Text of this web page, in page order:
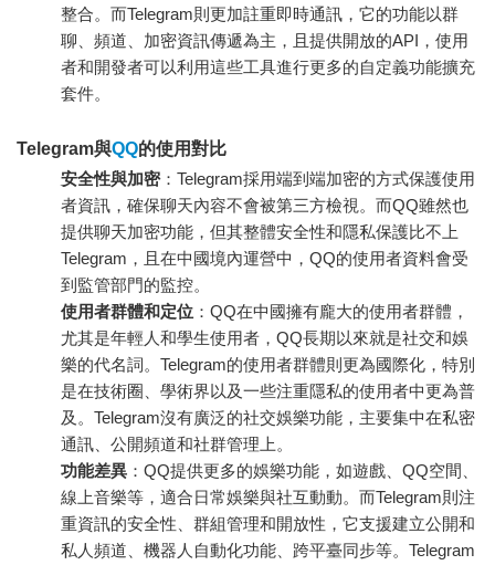
整合。而Telegram則更加註重即時通訊，它的功能以群
聊、頻道、加密資訊傳遞為主，且提供開放的API，使用
者和開發者可以利用這些工具進行更多的自定義功能擴充
套件。
Telegram與QQ的使用對比
安全性與加密：Telegram採用端到端加密的方式保護使用
者資訊，確保聊天內容不會被第三方檢視。而QQ雖然也
提供聊天加密功能，但其整體安全性和隱私保護比不上
Telegram，且在中國境內運營中，QQ的使用者資料會受
到監管部門的監控。
使用者群體和定位 ：QQ在中國擁有龐大的使用者群體，
尤其是年輕人和學生使用者，QQ長期以來就是社交和娛
樂的代名詞。Telegram的使用者群體則更為國際化，特別
是在技術圈、學術界以及一些注重隱私的使用者中更為普
及。Telegram沒有廣泛的社交娛樂功能，主要集中在私密
通訊、公開頻道和社群管理上。
功能差異 ：QQ提供更多的娛樂功能，如遊戲、QQ空間、
線上音樂等，適合日常娛樂與社互動動。而Telegram則注
重資訊的安全性、群組管理和開放性，它支援建立公開和
私人頻道、機器人自動化功能、跨平臺同步等。Telegram